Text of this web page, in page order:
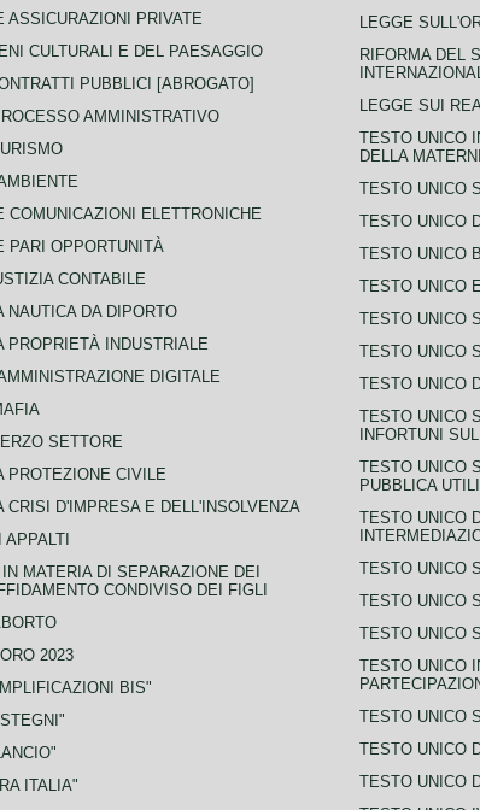
ASSICURAZIONI PRIVATE
CULTURALI E DEL PAESAGGIO
PUBBLICI [ABROGATO]
AMMINISTRATIVO
COMUNICAZIONI ELETTRONICHE
PARI OPPORTUNITÀ
CONTABILE
NAUTICA DA DIPORTO
PROPRIETÀ INDUSTRIALE
DIGITALE
SETTORE
PROTEZIONE CIVILE
CRISI D'IMPRESA E DELL'INSOLVENZA
MATERIA DI SEPARAZIONE DEI
CONDIVISO DEI FIGLI
2023
BIS"
ITALIA"
LEGGE
RIFORMA DEL
LEGGE SUI
TESTO UNICO
DELLA
TESTO UNICO
TESTO UNICO
TESTO UNICO
TESTO UNICO
TESTO UNICO
TESTO UNICO
TESTO UNICO
TESTO UNICO
INFORTUNI
TESTO UNICO
PUBBLICA
TESTO UNICO
TESTO UNICO
TESTO UNICO
TESTO UNICO
TESTO UNICO
TESTO UNICO
TESTO UNICO
TESTO UNICO